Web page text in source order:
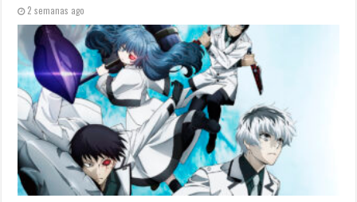
2 semanas ago